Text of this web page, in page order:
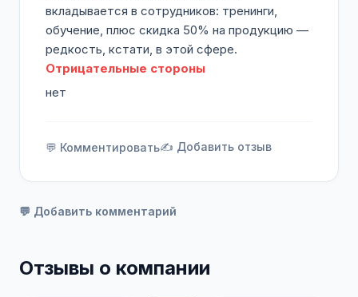
вкладывается в сотрудников: тренинги,
обучение, плюс скидка 50% на продукцию —
редкость, кстати, в этой сфере.
Отрицательные стороны
нет
💬 Комментировать✍️ Добавить отзыв
💬 Добавить комментарий
Отзывы о компании